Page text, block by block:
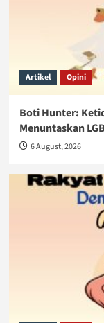
Artikel Opini
Boti Hunter:
Menuntaskan
6 August, 2026